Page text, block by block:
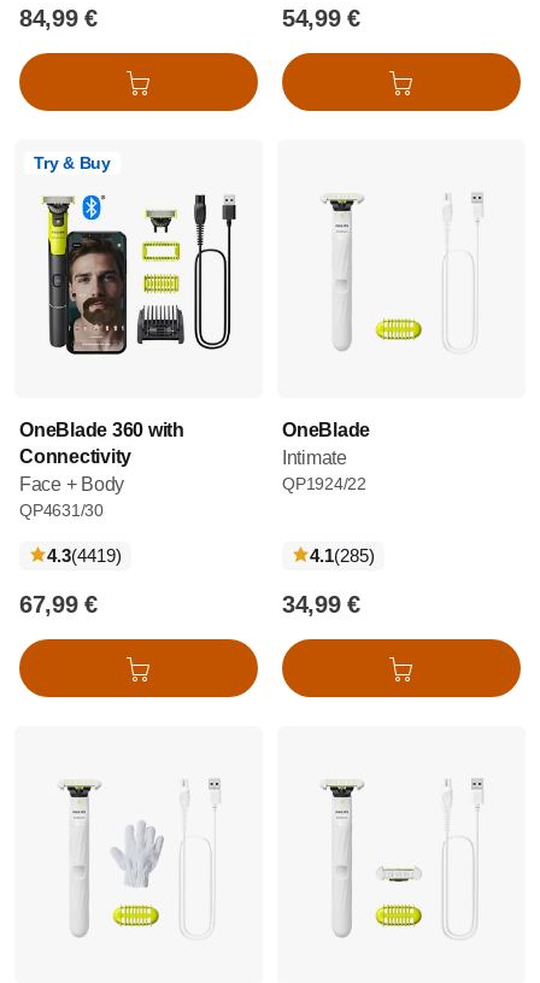
84,99 €
Aggiungi al carrello
54,99 €
Aggiungi al carrello
Try & Buy
OneBlade 360 with
Connectivity
Face + Body
QP4631/30
4.3(4419recensioni
)
67,99 €
Aggiungi al carrello
OneBlade
Intimate
QP1924/22
4.1(285recensioni
)
34,99 €
Aggiungi al carrello